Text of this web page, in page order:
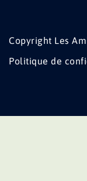
Copyright Les
Politique de